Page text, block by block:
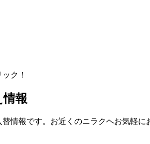
ク！
情報
情報です。お近くのニラクヘお気軽に